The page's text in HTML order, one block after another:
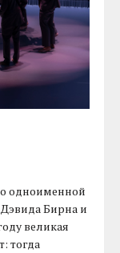
одноименной
Дэвида Бирна и
великая
тогда